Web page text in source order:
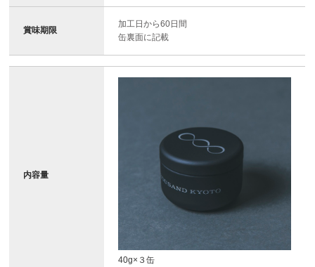
賞味期限
加工日から60日間
缶裏面に記載
内容量
40g×３缶